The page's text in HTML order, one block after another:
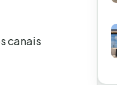
canais